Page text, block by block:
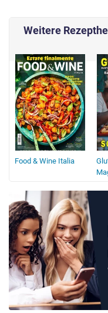
Weitere
Food & Wine Italia